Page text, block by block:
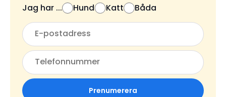
Jag har ... Hund Katt Båda
Prenumerera